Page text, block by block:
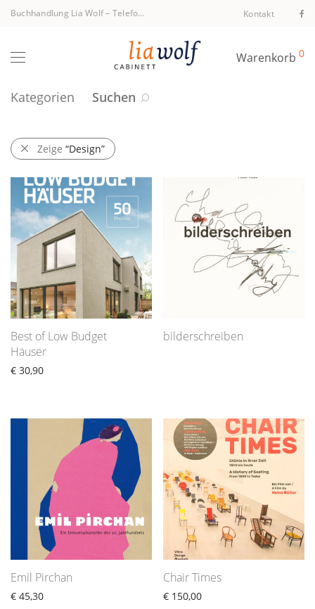
Buchhandlung Lia Wolf– Telefon +43 1 512 40 94 Kontakt
Warenkorb 0
Kategorien Suchen
Zeige “Design”
Best of Low Budget
Häuser
€ 30,90
bilderschreiben
Emil Pirchan
€ 45,30
Chair Times
€ 150,00